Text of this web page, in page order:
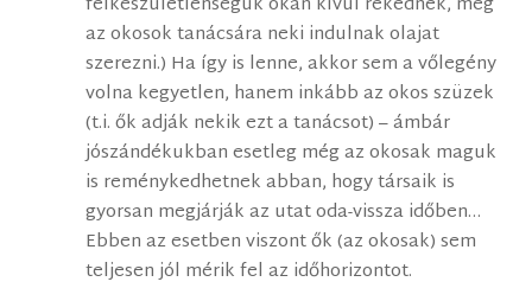
az okosok tanácsára neki indulnak olajat
szerezni.) Ha így is lenne, akkor sem a vőlegény
volna kegyetlen, hanem inkább az okos szüzek
(t.i. ők adják nekik ezt a tanácsot) – ámbár
jószándékukban esetleg még az okosak maguk
is reménykedhetnek abban, hogy társaik is
gyorsan megjárják az utat oda-vissza időben…
Ebben az esetben viszont ők (az okosak) sem
teljesen jól mérik fel az időhorizontot.